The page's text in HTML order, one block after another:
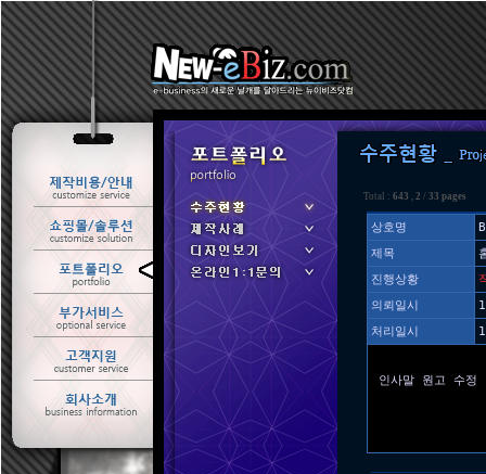
Total : 643 , 2 / 33 pages
상호명
제목
진행상황
의뢰일시
처리일시
인사말 원고 수정
ㆍ 수주현황
ㆍ 제작사례